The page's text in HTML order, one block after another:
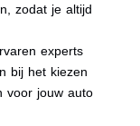
zodat je altijd
experts
bij het kiezen
voor jouw auto